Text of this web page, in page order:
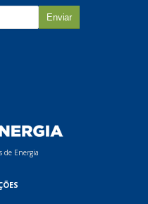
de Energia